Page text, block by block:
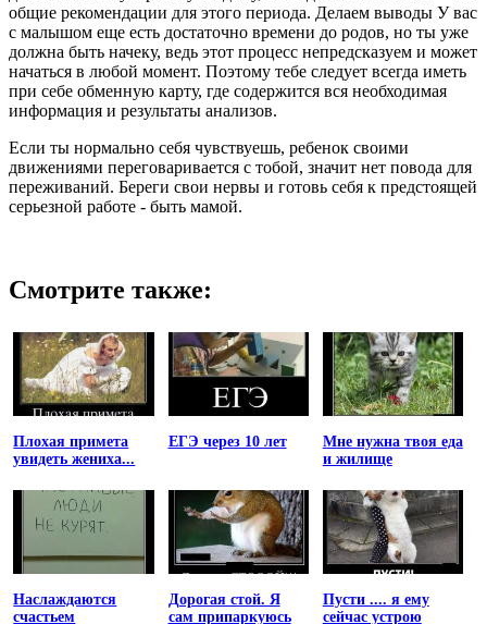
общие рекомендации для этого периода. Делаем выводы У вас
с малышом еще есть достаточно времени до родов, но ты уже
должна быть начеку, ведь этот процесс непредсказуем и может
начаться в любой момент. Поэтому тебе следует всегда иметь
при себе обменную карту, где содержится вся необходимая
информация и результаты анализов.
Если ты нормально себя чувствуешь, ребенок своими
движениями переговаривается с тобой, значит нет повода для
переживаний. Береги свои нервы и готовь себя к предстоящей
серьезной работе - быть мамой.
Смотрите также:
Плохая примета
увидеть жениха...
ЕГЭ через 10 лет
Мне нужна твоя еда
и жилище
Наслаждаются
счастьем
Дорогая стой. Я
сам припаркуюсь
Пусти .... я ему
сейчас устрою